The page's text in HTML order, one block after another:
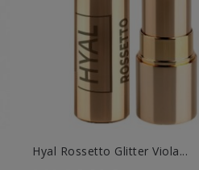
Hyal Rossetto Glitter Viola...